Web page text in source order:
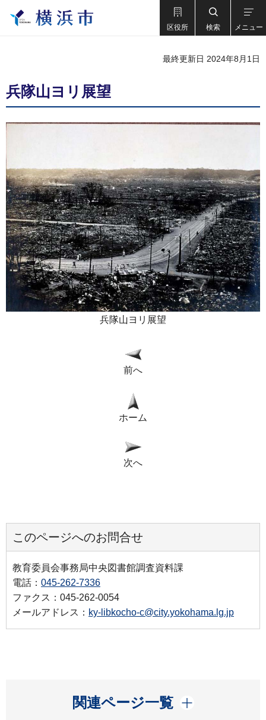
区役所 検索 メニュー
最終更新日 2024年8月1日
兵隊山ヨリ展望
兵隊山ヨリ展望
前へ
ホーム
次へ
このページへのお問合せ
教育委員会事務局中央図書館調査資料課
電話： 045-262-7336
ファクス：045-262-0054
メールアドレス： ky-libkocho-c@city.yokohama.lg.jp
関連ページ一覧
開く